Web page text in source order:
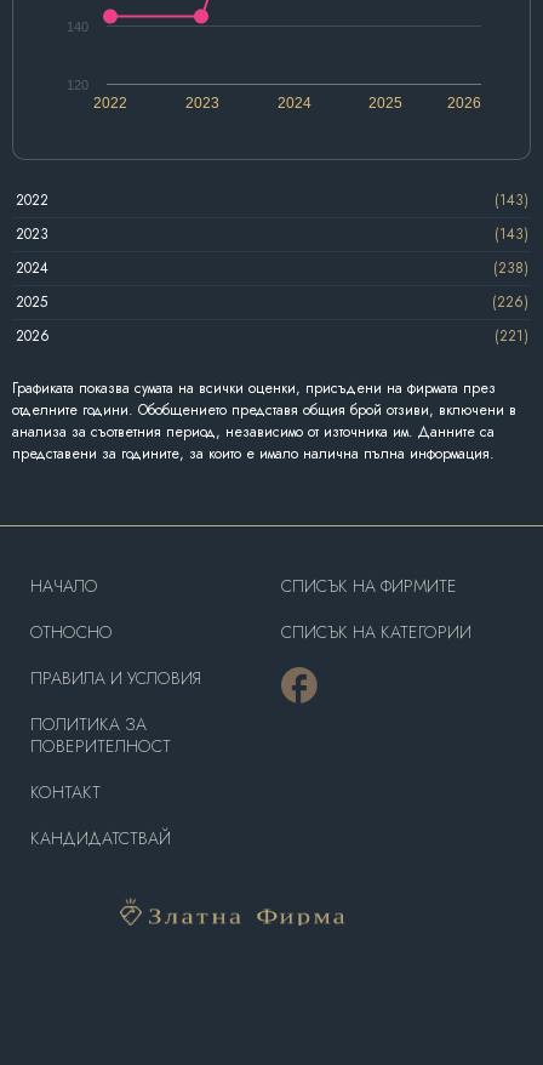
2022 2024 2026
2023 2025
120
140
2022
(143)
2023
(143)
2024
(238)
2025
(226)
2026
(221)
Графиката показва сумата на всички оценки, присъдени на фирмата през
отделните години. Обобщението представя общия брой отзиви, включени в
анализа за съответния период, независимо от източника им. Данните са
представени за годините, за които е имало налична пълна информация.
HAЧАЛО
OТНОСНО
ПРАВИЛА И УСЛОВИЯ
ПОЛИТИКА ЗА
ПОВЕРИТЕЛНОСТ
КОНТАКТ
КАНДИДАТСТВАЙ
СПИСЪК НА ФИРМИТЕ
СПИСЪК НА КАТЕГОРИИ